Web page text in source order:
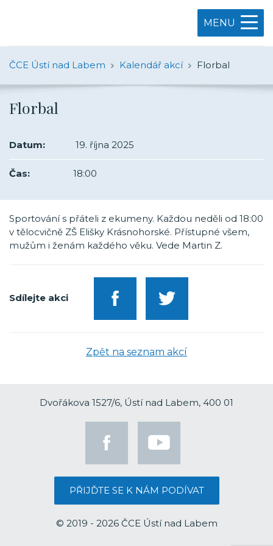
MENU
ČCE Ústí nad Labem Kalendář akcí Florbal
Florbal
Datum: 19. října 2025
Čas: 18:00
Sportování s přáteli z ekumeny. Každou neděli od 18:00
v tělocvičně ZŠ Elišky Krásnohorské. Přístupné všem,
mužům i ženám každého věku. Vede Martin Z.
Sdílejte akci
Zpět na seznam akcí
Dvořákova 1527/6, Ústí nad Labem, 400 01
PŘIJĎTE SE K NÁM PODÍVAT
© 2019 - 2026 ČCE Ústí nad Labem